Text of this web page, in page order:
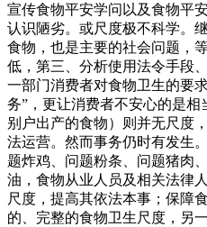
宣传食物平安学问以及食物平
认识陋劣。或尺度极不科学。
食物，也是主要的社会问题，
低，第三、分析使用法令手段
一部门消费者对食物卫生的要
务”，更让消费者不安心的是
别户出产的食物）则并无尺度
法运营。然而事务仍时有发生
题炸鸡、问题粉条、问题猪肉
油，食物从业人员及相关法律
尺度，提高其依法本事；保障
的、完整的食物卫生尺度，另